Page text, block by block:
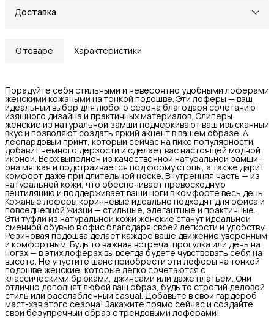
Доставка
О товаре Характеристики
Порадуйте себя стильными и невероятно удобными лоферами
женскими кожаными на тонкой подошве. Эти лоферы — ваш
идеальный выбор для любого сезона благодаря сочетанию
изящного дизайна и практичных материалов. Слиперы
женские из натуральной замши подчеркивают ваш изысканный
вкус и позволяют создать яркий акцент в вашем образе. А
леопардовый принт, который сейчас на пике популярности,
добавит немного дерзости и сделает вас настоящей модной
иконой. Верх выполнен из качественной натуральной замши –
она мягкая и подстраивается под форму стопы, а также дарит
комфорт даже при длительной носке. Внутренняя часть — из
натуральной кожи, что обеспечивает превосходную
вентиляцию и поддерживает ваши ноги в комфорте весь день.
Кожаные лоферы коричневые идеально подходят для офиса и
повседневной жизни — стильные, элегантные и практичные.
Эти туфли из натуральной кожи женские станут идеальной
сменной обувью в офис благодаря своей легкости и удобству.
Резиновая подошва делает каждое ваше движение уверенным
и комфортным. Будь то важная встреча, прогулка или день на
ногах — в этих лоферах вы всегда будете чувствовать себя на
высоте. Не упустите шанс приобрести эти лоферы на тонкой
подошве женские, которые легко сочетаются с
классическими брюками, джинсами или даже платьем. Они
отлично дополнят любой ваш образ, будь то строгий деловой
стиль или расслабленный casual. Добавьте в свой гардероб
маст-хэв этого сезона! Закажите прямо сейчас и создайте
свой безупречный образ с трендовыми лоферами!